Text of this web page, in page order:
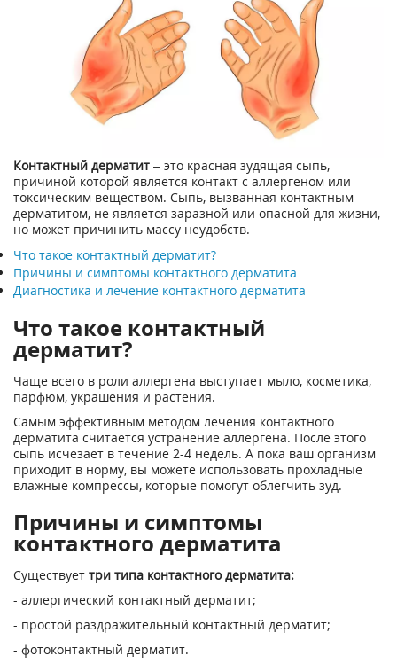
Контактный дерматит – это красная зудящая сыпь,
причиной которой является контакт с аллергеном или
токсическим веществом. Сыпь, вызванная контактным
дерматитом, не является заразной или опасной для жизни,
но может причинить массу неудобств.
Что такое контактный дерматит?
Причины и симптомы контактного дерматита
Диагностика и лечение контактного дерматита
Что такое контактный
дерматит?
Чаще всего в роли аллергена выступает мыло, косметика,
парфюм, украшения и растения.
Самым эффективным методом лечения контактного
дерматита считается устранение аллергена. После этого
сыпь исчезает в течение 2-4 недель. А пока ваш организм
приходит в норму, вы можете использовать прохладные
влажные компрессы, которые помогут облегчить зуд.
Причины и симптомы
контактного дерматита
Существует три типа контактного дерматита:
- аллергический контактный дерматит;
- простой раздражительный контактный дерматит;
- фотоконтактный дерматит.